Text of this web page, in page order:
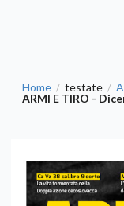
Home / testate /
ARMI E TIRO -